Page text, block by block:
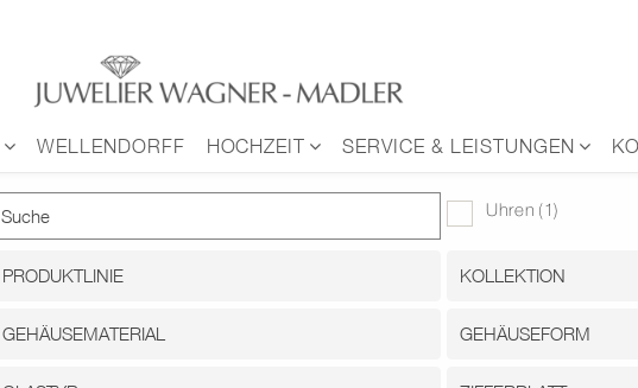
WELLENDORFF HOCHZEIT SERVICE & LEISTUNGEN
Uhren (1)